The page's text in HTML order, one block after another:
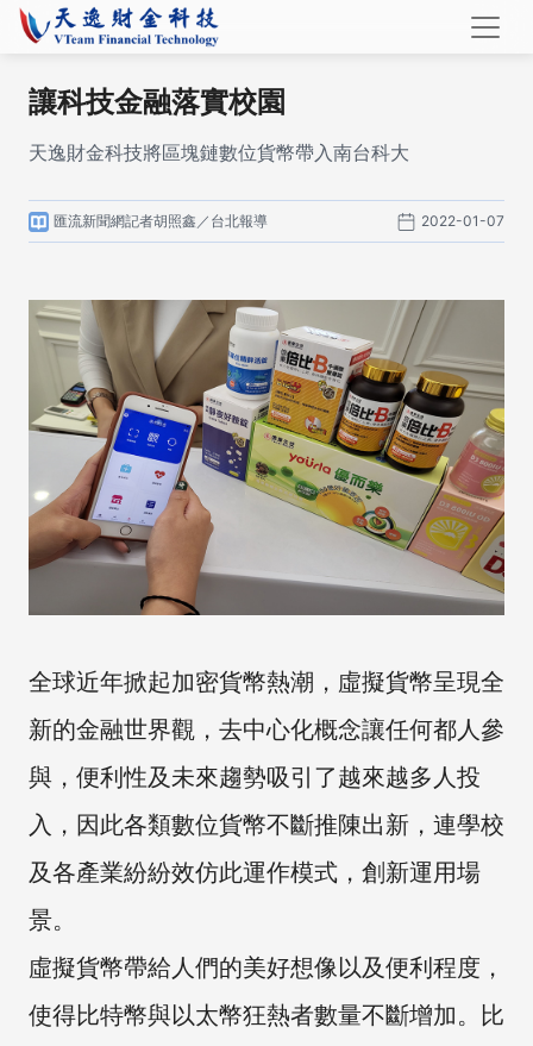
讓科技金融落實校園
天逸財金科技將區塊鏈數位貨幣帶入南台科大
匯流新聞網記者胡照鑫／台北報導 2022-01-07
全球近年掀起加密貨幣熱潮，虛擬貨幣呈現全
新的金融世界觀，去中心化概念讓任何都人參
與，便利性及未來趨勢吸引了越來越多人投
入，因此各類數位貨幣不斷推陳出新，連學校
及各產業紛紛效仿此運作模式，創新運用場
景。
虛擬貨幣帶給人們的美好想像以及便利程度，
使得比特幣與以太幣狂熱者數量不斷增加。比